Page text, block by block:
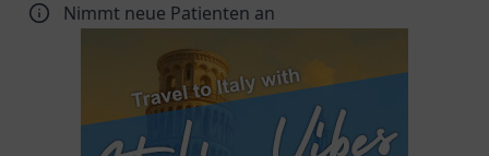
Nimmt neue Patienten an